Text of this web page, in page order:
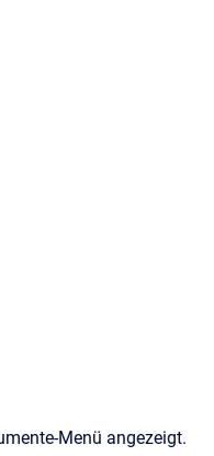
Menü angezeigt.